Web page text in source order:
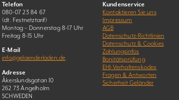
Telefon
080-07 23 84 67
(dt. Festnetztarif)
Montag – Donnerstag 8-17 Uhr
Freitag 8-15 Uhr
E-Mail
info@gelaenderladen.de
Adresse
Åkerslundsgatan 10
262 73 Ängelholm
SCHWEDEN
Kundenservice
Kontaktieren Sie uns
Impressum
AGB
Datenschutz-Richtlinien
Datenschutz & Cookies
Zahlungsinfos
Bonitätsprüfung
EHI-Verhaltenskodex
Fragen & Antworten
Sicherheit Geländer